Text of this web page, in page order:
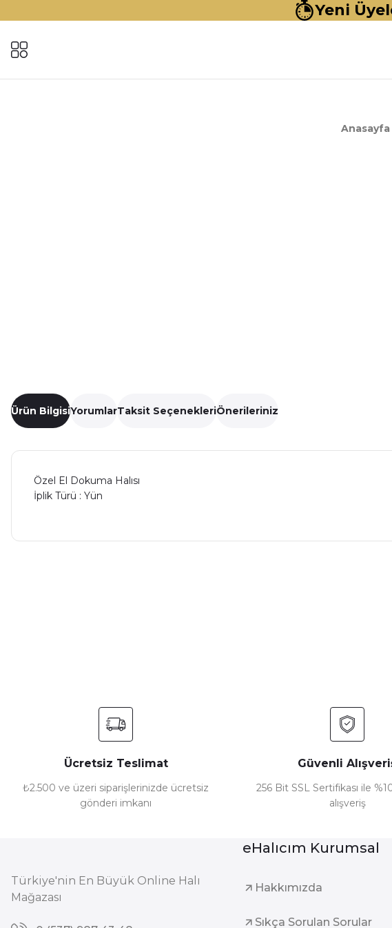
Yeni
Anasayfa
Ürün BilgisiYorumlarTaksit SeçenekleriÖnerileriniz
Özel El Dokuma Halısı
İplik Türü : Yün
Bu ürüne benzer farklı alternatifler olmalı.
Ücretsiz Teslimat
₺2.500 ve üzeri siparişlerinizde ücretsiz
gönderi imkanı
Güvenli
256 Bit SSL Sertifikası ile
alışveriş
Türkiye'nin En Büyük Online Halı
Mağazası
eHalıcım Kurumsal
Hakkımızda
Sıkça Sorulan Sorular